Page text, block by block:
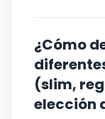
¿Cómo
(slim,
elección